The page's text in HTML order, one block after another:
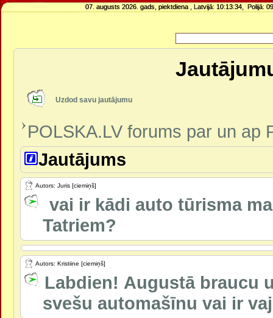
07. augusts 2026. gads, piektdiena , Latvijā: 10:13:34, Polijā:
Uzdod savu jautājumu
POLSKA.LV forums par un ap
Jautājums
Autors: Juris [ciemiņš]
vai ir kādi auto tūrisma
Tatriem?
Autors: Kristiine [ciemiņš]
Labdien! Augustā braucu
svešu automašīnu vai ir